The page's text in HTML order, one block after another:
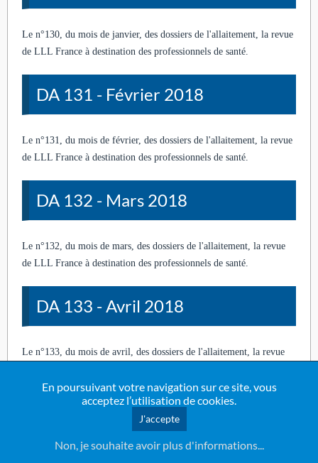
En poursuivant votre navigation sur ce site, vous
acceptez l’utilisation de cookies.
J'accepte
Non, je souhaite avoir plus d'informations...
Le n°130, du mois de janvier, des dossiers de l'allaitement, la revue
de LLL France à destination des professionnels de santé.
DA 131 - Février 2018
Le n°131, du mois de février, des dossiers de l'allaitement, la revue
de LLL France à destination des professionnels de santé.
DA 132 - Mars 2018
Le n°132, du mois de mars, des dossiers de l'allaitement, la revue
de LLL France à destination des professionnels de santé.
DA 133 - Avril 2018
Le n°133, du mois de avril, des dossiers de l'allaitement, la revue
DA 134 - Mai 2018